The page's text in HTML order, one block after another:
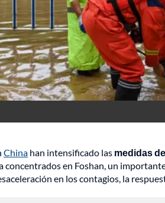
China han intensificado las medidas
concentrados en Foshan, un
en los contagios, la